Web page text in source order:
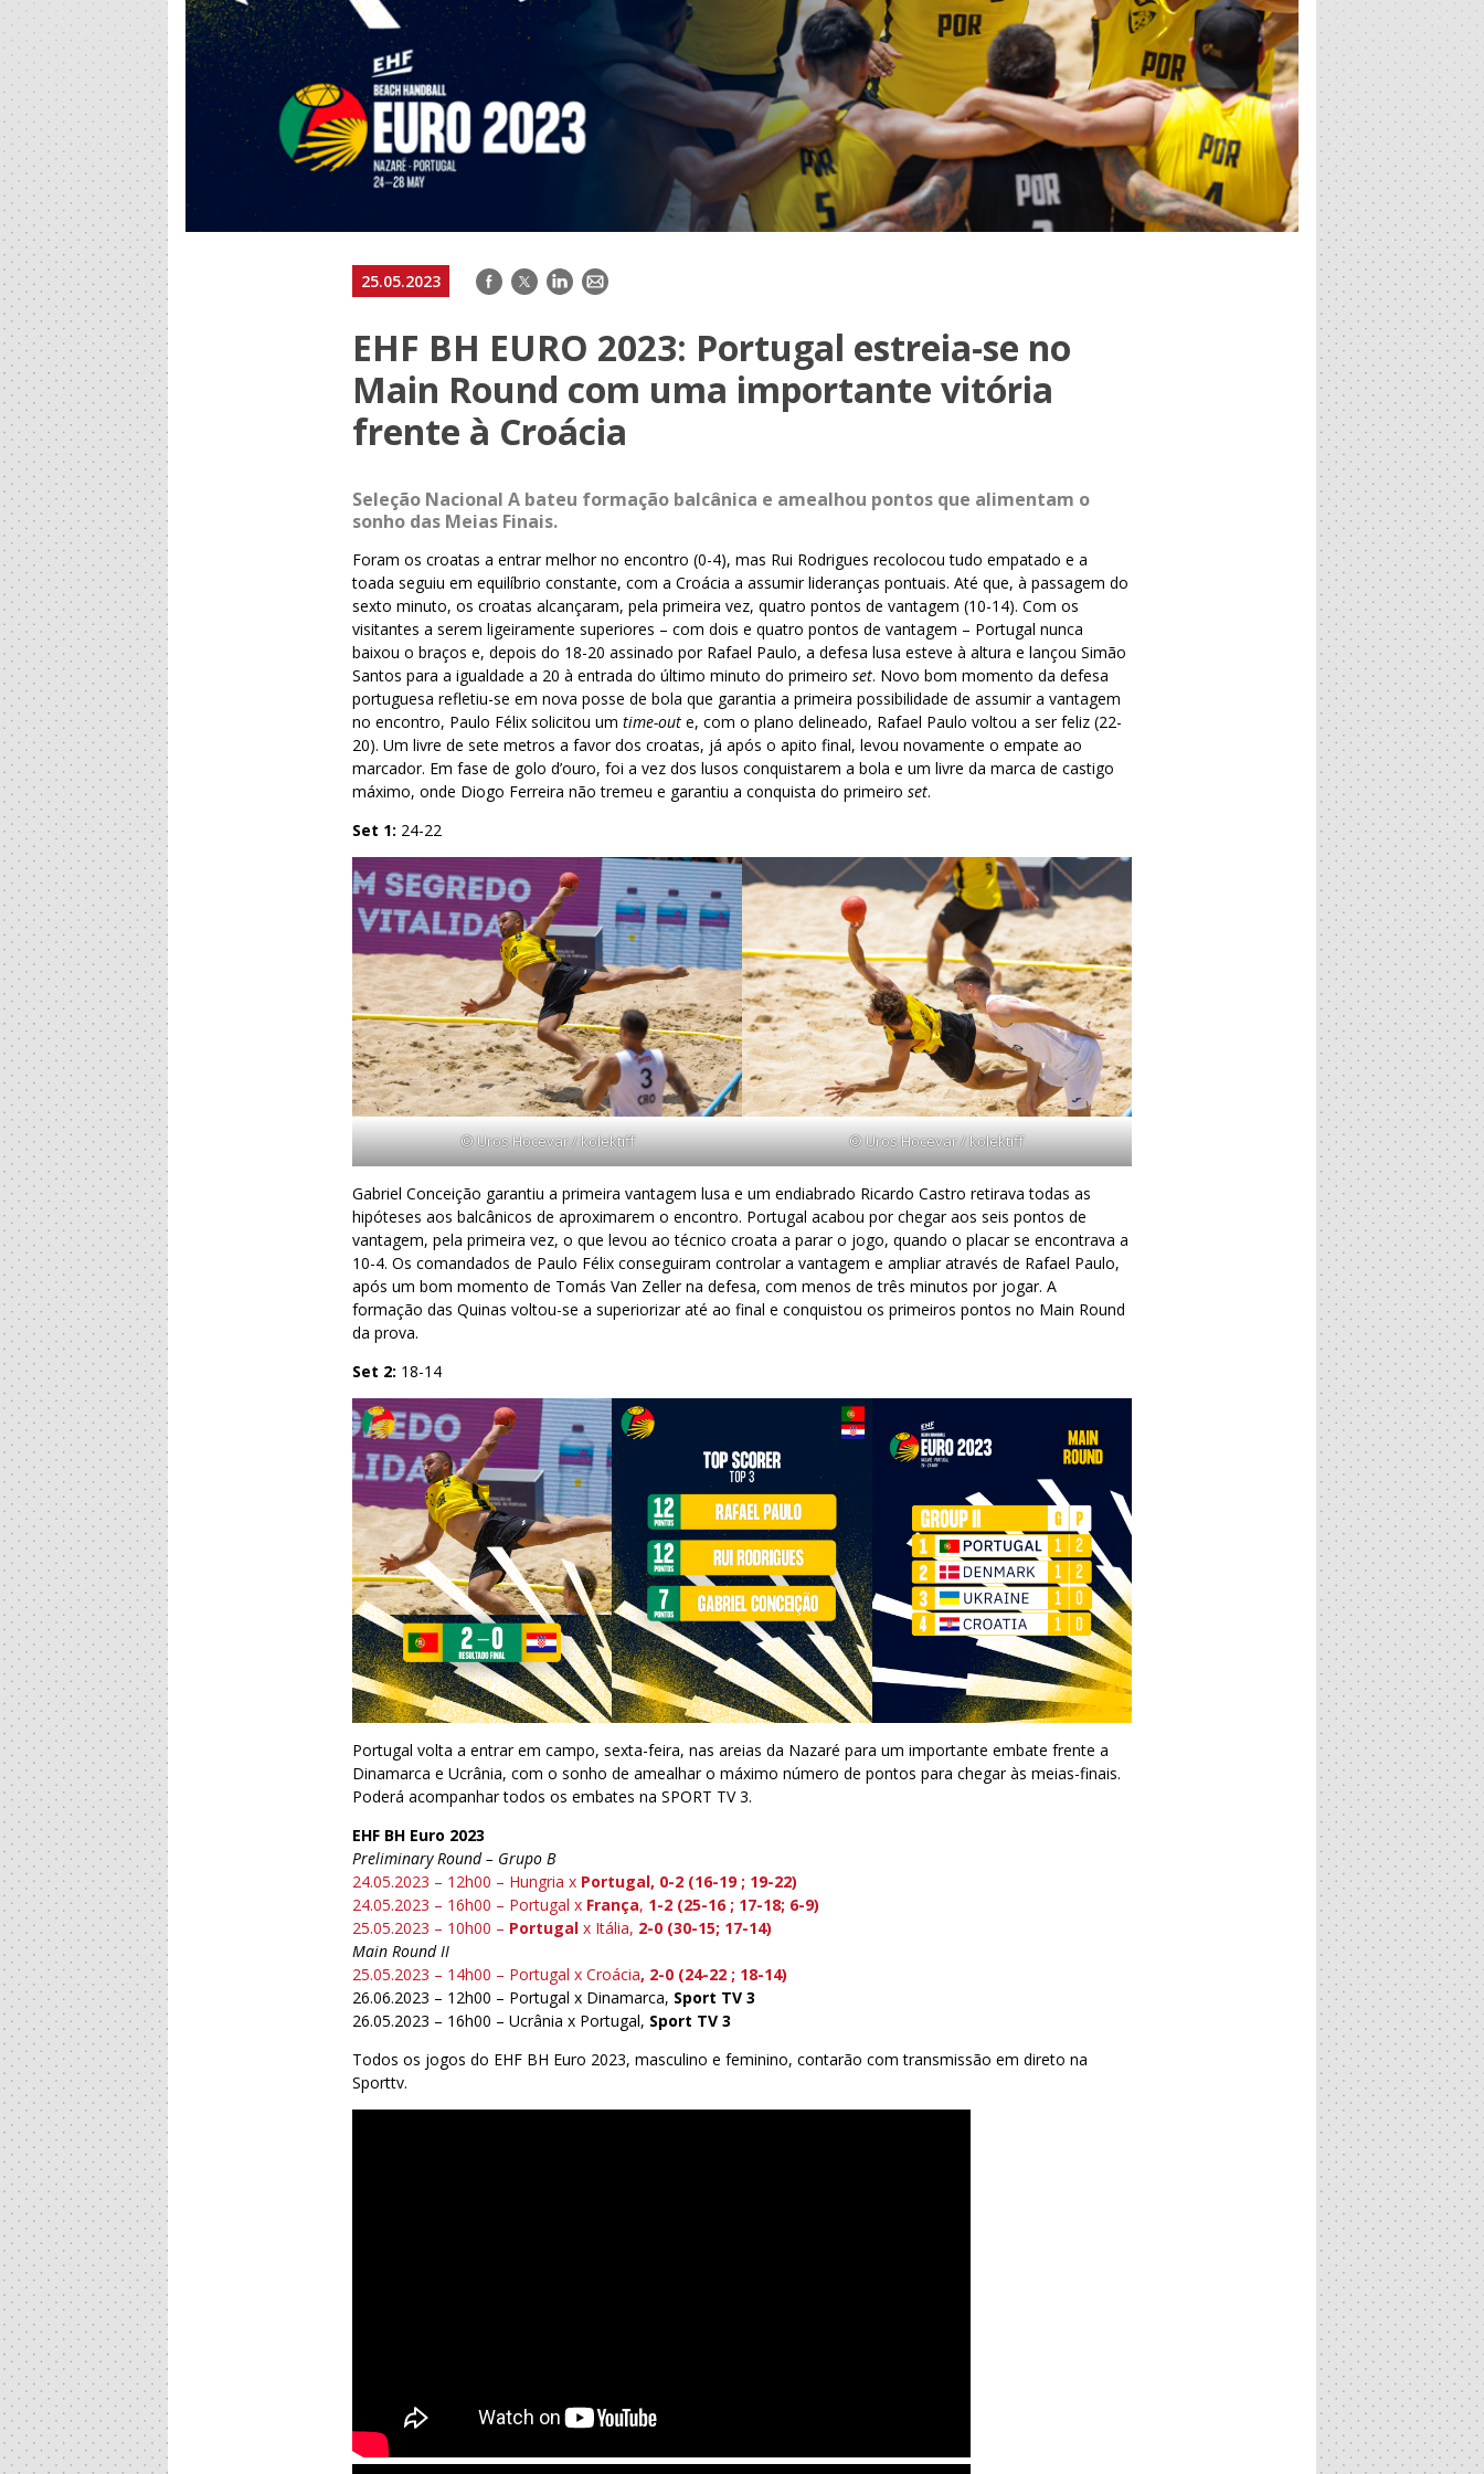
25.05.2023 Facebook
TwitterLinkedIn
E-
EHF BH EURO 2023: Portugal estreia-se no
Main Round com uma importante vitória
frente à Croácia
Seleção Nacional A bateu formação balcânica e amealhou pontos que alimentam o
sonho das Meias Finais.
Foram os croatas a entrar melhor no encontro (0-4), mas Rui Rodrigues recolocou tudo empatado e a
toada seguiu em equilíbrio constante, com a Croácia a assumir lideranças pontuais. Até que, à passagem do
sexto minuto, os croatas alcançaram, pela primeira vez, quatro pontos de vantagem (10-14). Com os
visitantes a serem ligeiramente superiores – com dois e quatro pontos de vantagem – Portugal nunca
baixou o braços e, depois do 18-20 assinado por Rafael Paulo, a defesa lusa esteve à altura e lançou Simão
Santos para a igualdade a 20 à entrada do último minuto do primeiroset. Novo bom momento da defesa
portuguesa refletiu-se em nova posse de bola que garantia a primeira possibilidade de assumir a vantagem
no encontro, Paulo Félix solicitou umtime-oute, com o plano delineado, Rafael Paulo voltou a ser feliz (22-
20). Um livre de sete metros a favor dos croatas, já após o apito final, levou novamente o empate ao
marcador. Em fase de golo d’ouro, foi a vez dos lusos conquistarem a bola e um livre da marca de castigo
máximo, onde Diogo Ferreira não tremeu e garantiu a conquista do primeiroset.
Set 1: 24-22
© Uros Hocevar / kolektiff © Uros Hocevar / kolektiff
Gabriel Conceição garantiu a primeira vantagem lusa e um endiabrado Ricardo Castro retirava todas as
hipóteses aos balcânicos de aproximarem o encontro. Portugal acabou por chegar aos seis pontos de
vantagem, pela primeira vez, o que levou ao técnico croata a parar o jogo, quando o placar se encontrava a
10-4. Os comandados de Paulo Félix conseguiram controlar a vantagem e ampliar através de Rafael Paulo,
após um bom momento de Tomás Van Zeller na defesa, com menos de três minutos por jogar. A
formação das Quinas voltou-se a superiorizar até ao final e conquistou os primeiros pontos no Main Round
da prova.
Set 2: 18-14
Portugal volta a entrar em campo, sexta-feira, nas areias da Nazaré para um importante embate frente a
Dinamarca e Ucrânia, com o sonho de amealhar o máximo número de pontos para chegar às meias-finais.
Poderá acompanhar todos os embates na SPORT TV 3.
EHF BH Euro 2023
Preliminary Round – Grupo B
24.05.2023 – 12h00 – Hungria x Portugal, 0-2 (16-19 ; 19-22)
24.05.2023 – 16h00 – Portugal x França, 1-2 (25-16 ; 17-18; 6-9)
25.05.2023 – 10h00 – Portugal x Itália, 2-0 (30-15; 17-14)
Main Round II
25.05.2023 – 14h00 – Portugal x Croácia, 2-0 (24-22 ; 18-14)
26.06.2023 – 12h00 – Portugal x Dinamarca, Sport TV 3
26.05.2023 – 16h00 – Ucrânia x Portugal, Sport TV 3
Todos os jogos do EHF BH Euro 2023, masculino e feminino, contarão com transmissão em direto na
Sporttv.